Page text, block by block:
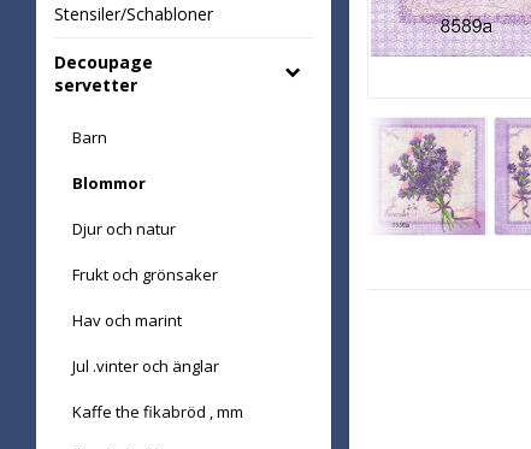
Stensiler/Schabloner
Decoupage
servetter
Barn
Blommor
Djur och natur
Frukt och grönsaker
Hav och marint
Jul .vinter och änglar
Kaffe the fikabröd , mm